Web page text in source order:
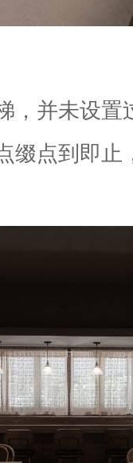
，并未设置
缀点到即止